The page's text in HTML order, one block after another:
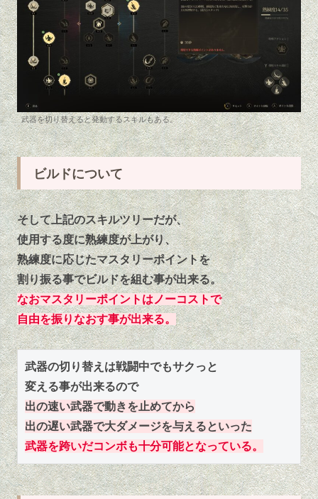
武器を切り替えると発動するスキルもある。
ビルドについて
そして上記のスキルツリーだが、
使用する度に熟練度が上がり、
熟練度に応じたマスタリーポイントを
割り振る事でビルドを組む事が出来る。
なおマスタリーポイントはノーコストで
自由を振りなおす事が出来る。
武器の切り替えは戦闘中でもサクっと
変える事が出来るので
出の速い武器で動きを止めてから
出の遅い武器で大ダメージを与えるといった
武器を跨いだコンボも十分可能となっている。